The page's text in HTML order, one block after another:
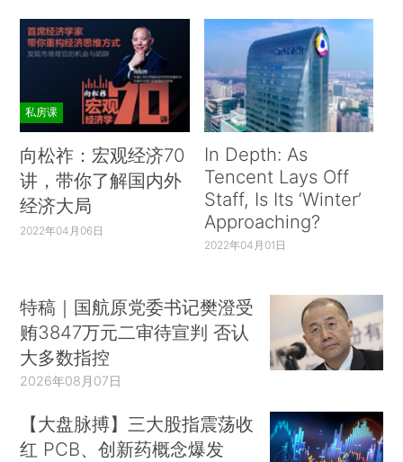
私房课
向松祚：宏观经济70
讲，带你了解国内外
经济大局
2022年04月06日
In Depth: As
Tencent Lays Off
Staff, Is Its ‘Winter’
Approaching?
2022年04月01日
特稿｜国航原党委书记樊澄受
贿3847万元二审待宣判 否认
大多数指控
2026年08月07日
【大盘脉搏】三大股指震荡收
红 PCB、创新药概念爆发